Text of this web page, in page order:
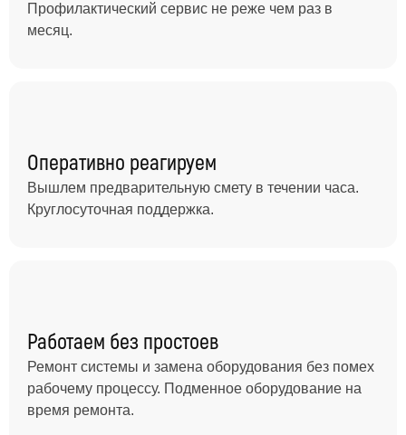
Профилактический сервис не реже чем раз в
месяц.
Оперативно реагируем
Вышлем предварительную смету в течении часа.
Круглосуточная поддержка.
Работаем без простоев
Ремонт системы и замена оборудования без помех
рабочему процессу. Подменное оборудование на
время ремонта.